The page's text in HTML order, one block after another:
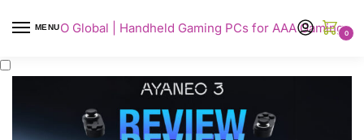
MENU
AYANEO Global | Handheld Gaming PCs for AAA Gaming0